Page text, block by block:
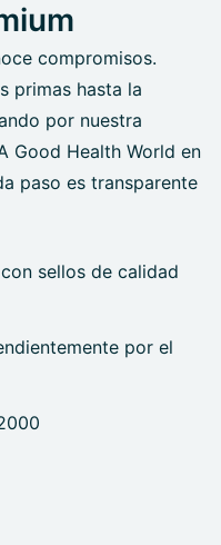
compromisos.
primas hasta la
por nuestra
Good Health World en
paso es transparente
sellos de calidad
por el